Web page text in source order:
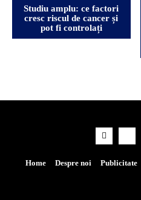
Studiu amplu: ce factori
cresc riscul de cancer și
pot fi controlați
Home Despre noi Publicitate